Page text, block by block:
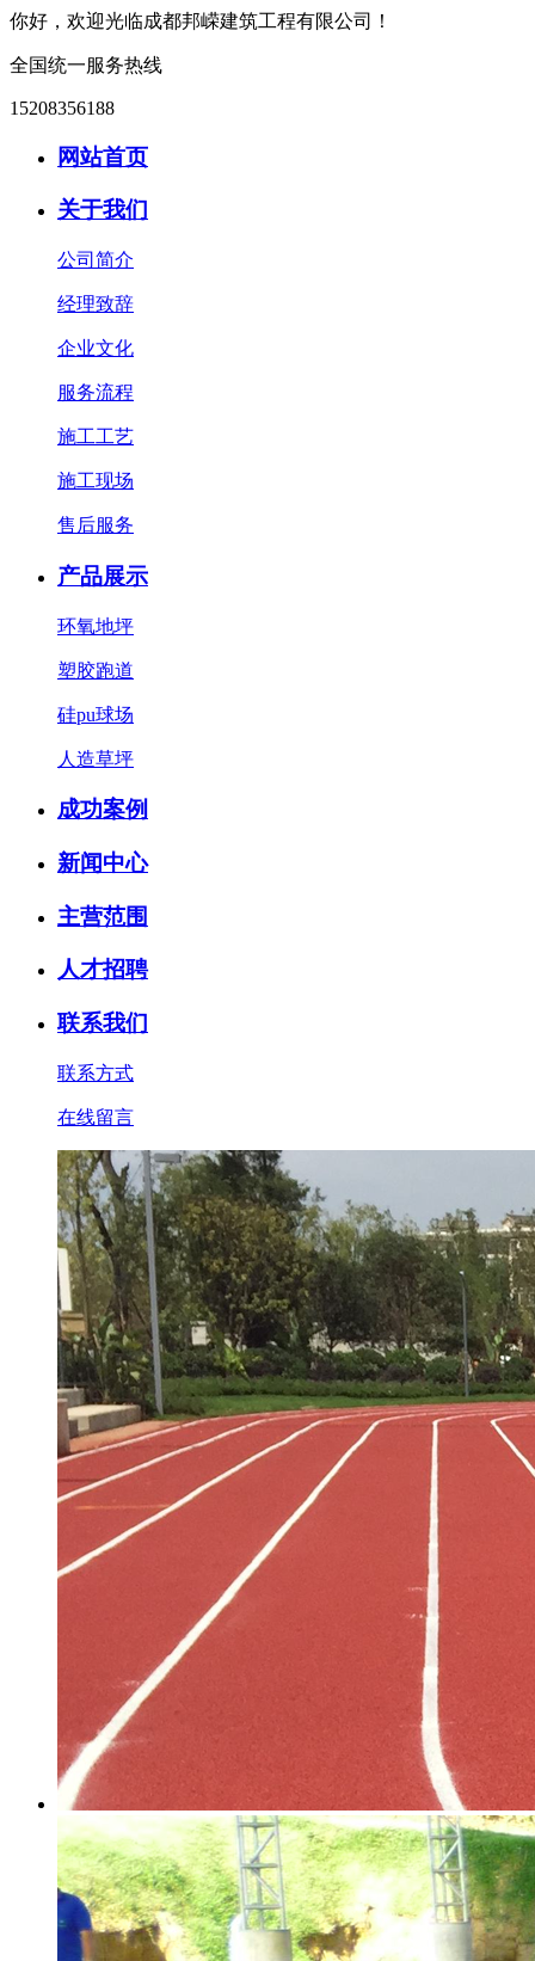
你好，欢迎光临成都邦嵘建筑工程有限公司！
全国统一服务热线
15208356188
网站首页
关于我们
公司简介
经理致辞
企业文化
服务流程
施工工艺
施工现场
售后服务
产品展示
环氧地坪
塑胶跑道
硅pu球场
人造草坪
成功案例
新闻中心
主营范围
人才招聘
联系我们
联系方式
在线留言